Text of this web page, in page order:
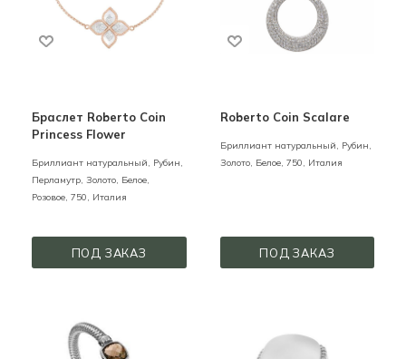
Браслет Roberto Coin
Princess Flower
Бриллиант натуральный, Рубин,
Перламутр, Золото, Белое,
Розовое, 750, Италия
ПОД ЗАКАЗ
Roberto Coin Scalare
Бриллиант натуральный, Рубин,
Золото, Белое, 750, Италия
ПОД ЗАКАЗ